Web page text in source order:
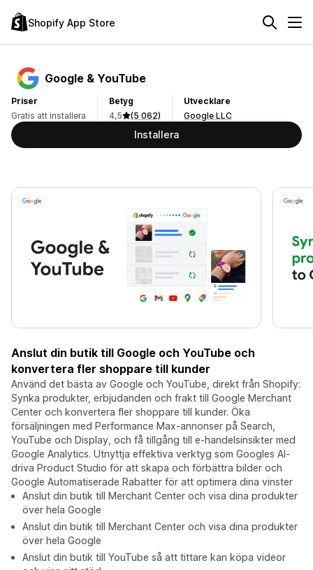
Shopify App Store
Google & YouTube
Priser
Gratis att installera
Betyg
4,5
(5 062)
Utvecklare
Google LLC
Installera
Anslut din butik till Google och YouTube och
konvertera fler shoppare till kunder
Använd det bästa av Google och YouTube, direkt från Shopify:
Synka produkter, erbjudanden och frakt till Google Merchant
Center och konvertera fler shoppare till kunder. Öka
försäljningen med Performance Max-annonser på Search,
YouTube och Display, och få tillgång till e-handelsinsikter med
Google Analytics. Utnyttja effektiva verktyg som Googles AI-
driva Product Studio för att skapa och förbättra bilder och
Google Automatiserade Rabatter för att optimera dina vinster
Anslut din butik till Merchant Center och visa dina produkter
över hela Google
Anslut din butik till Merchant Center och visa dina produkter
över hela Google
Anslut din butik till YouTube så att tittare kan köpa videor